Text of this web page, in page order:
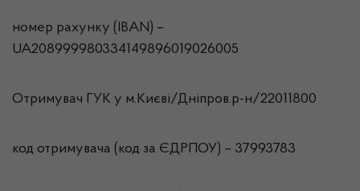
номер рахунку (IBAN) –
UA208999980334149896019026005
Отримувач ГУК у м.Києві/Дніпров.р-н/22011800
код отримувача (код за ЄДРПОУ) – 37993783